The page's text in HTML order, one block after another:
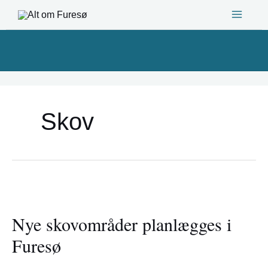
Skov
Nye skovområder planlægges i
Furesø
planlægges
i
Furesø